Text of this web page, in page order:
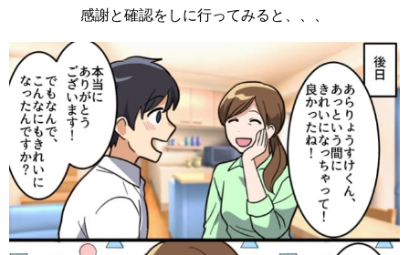
感謝と確認をしに行ってみると、、、